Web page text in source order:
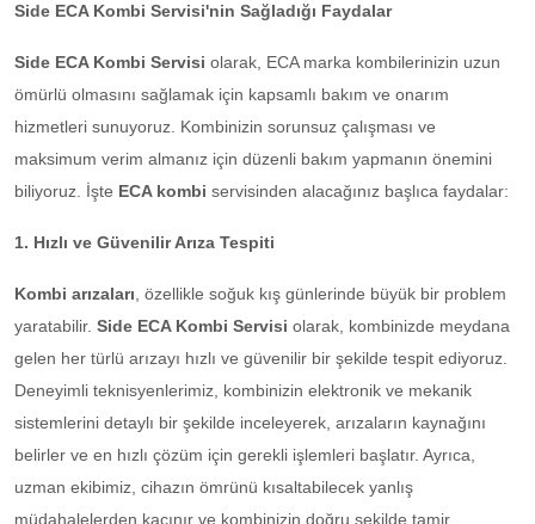
Side ECA Kombi Servisi'nin Sağladığı Faydalar
Side ECA Kombi Servisi olarak, ECA marka kombilerinizin uzun
ömürlü olmasını sağlamak için kapsamlı bakım ve onarım
hizmetleri sunuyoruz. Kombinizin sorunsuz çalışması ve
maksimum verim almanız için düzenli bakım yapmanın önemini
biliyoruz. İşte ECA kombi servisinden alacağınız başlıca faydalar:
1. Hızlı ve Güvenilir Arıza Tespiti
Kombi arızaları, özellikle soğuk kış günlerinde büyük bir problem
yaratabilir. Side ECA Kombi Servisi olarak, kombinizde meydana
gelen her türlü arızayı hızlı ve güvenilir bir şekilde tespit ediyoruz.
Deneyimli teknisyenlerimiz, kombinizin elektronik ve mekanik
sistemlerini detaylı bir şekilde inceleyerek, arızaların kaynağını
belirler ve en hızlı çözüm için gerekli işlemleri başlatır. Ayrıca,
uzman ekibimiz, cihazın ömrünü kısaltabilecek yanlış
müdahalelerden kaçınır ve kombinizin doğru şekilde tamir